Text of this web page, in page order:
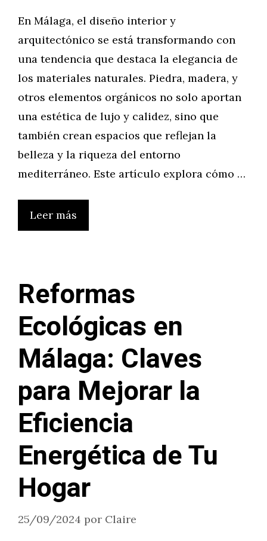
En Málaga, el diseño interior y
arquitectónico se está transformando con
una tendencia que destaca la elegancia de
los materiales naturales. Piedra, madera, y
otros elementos orgánicos no solo aportan
una estética de lujo y calidez, sino que
también crean espacios que reflejan la
belleza y la riqueza del entorno
mediterráneo. Este artículo explora cómo …
Leer más
Reformas
Ecológicas en
Málaga: Claves
para Mejorar la
Eficiencia
Energética de Tu
Hogar
25/09/2024 por Claire